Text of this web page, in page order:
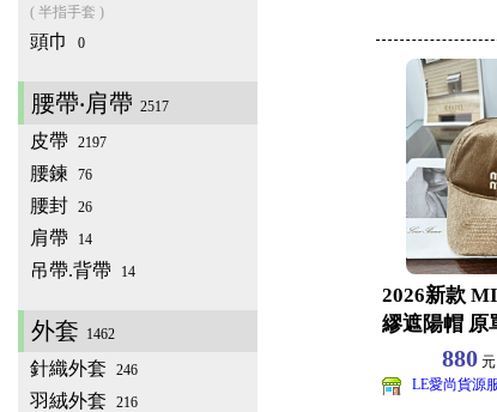
( 半指手套 )
頭巾 0
腰帶‧肩帶 2517
皮帶 2197
腰鍊 76
腰封 26
肩帶 14
吊帶.背帶 14
外套 1462
針織外套 246
羽絨外套 216
2026新款
繆遮陽帽 原
880元
LE愛尚貨源